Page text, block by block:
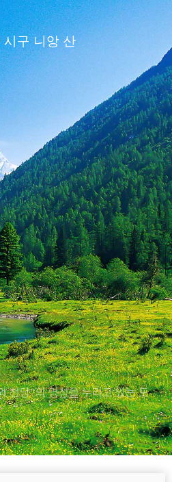
천당”의 명성을 누리고 있는 도